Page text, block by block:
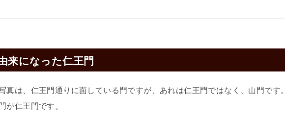
来になった仁王門
真は、仁王門通りに面している門ですが、あれは仁王門ではなく、山門です。
が仁王門です。